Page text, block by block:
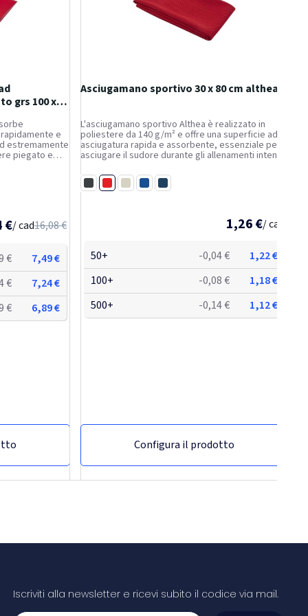
grs 100 x
e
estremamente
piegato e
€/ cad16,08 €
€
7,49 €
€
7,24 €
€
6,89 €
Asciugamano sportivo 30 x 80 cm althea
L'asciugamano sportivo Althea è realizzato in
poliestere da 140 g/m² e offre una superficie ad
asciugatura rapida e assorbente, essenziale per
asciugare il sudore durante gli allenamenti intensi
30 x 80 cm, offre la massima funzionalità ed è...
NeroRossoBiancoBlu royal
Navy
1,26 €/ cad
50+ -0,04 €
1,22 €
100+
-0,08 €
1,18 €
500+
-0,14 € 1,12 €
Configura il prodotto
Iscriviti alla newsletter e ricevi subito il codice via mail.